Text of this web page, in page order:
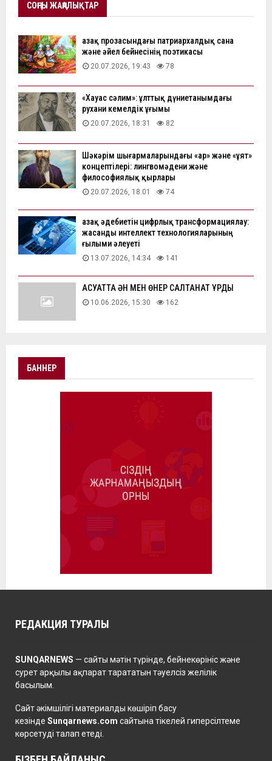
СОҢҒЫ ЖАҢАЛЫҚТАР
Қазақ прозасындағы патриархалдық сана
және әйел бейнесінің поэтикасы
20.07.2026, 19:43 78
«Хауас сәлим»: ұлттық дүниетанымдағы
рухани кемелдік ұғымы
20.07.2026, 18:31 82
Шәкәрім шығармаларындағы «ар» және «ұят»
концептілері: лингвомәдени және
философиялық қырлары
20.07.2026, 18:01 74
Қазақ әдебиетін цифрлық трансформациялау:
жасанды интеллект технологияларының
ғылыми әлеуеті
13.07.2026, 14:34 141
АҚСУАТТА ӘН МЕН ӨНЕР САЛТАНАТ ҚҰРДЫ
10.06.2026, 15:30 162
БАННЕР
РЕДАКЦИЯ ТУРАЛЫ
SUNQARNEWS — сайты мәтін түрінде, бейнекөрініс және
сурет арқылы ақпарат тарататын тәуелсіз желілік
басылым.
Сайт әкімшілігі материалды көшіріп басу
кезінде Sunqarnews.com сайтына тікелей гиперсілтеме
көрсетуді талап етеді.